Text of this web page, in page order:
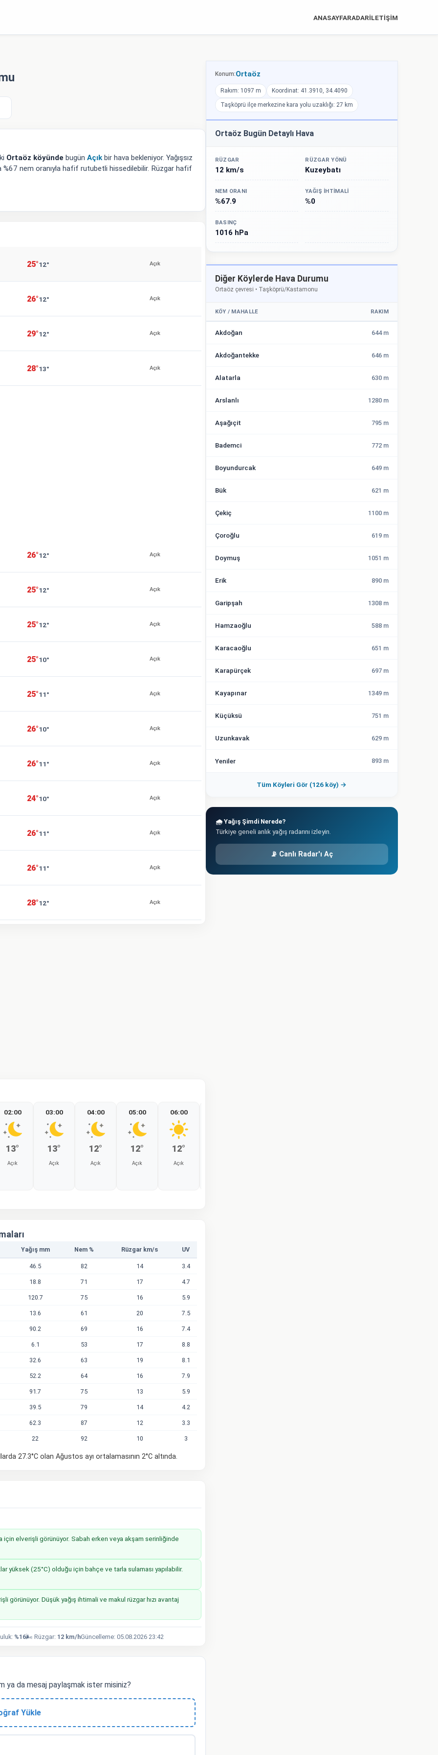
ANASAYFARADARİLETİŞİM
Ortaöz köyünde bugün Açık bir hava bekleniyor. Yağışsız
%67 nem oranıyla hafif rutubetli hissedilebilir. Rüzgar hafif
25°12° Açık
26°12° Açık
29°12° Açık
28°13° Açık
26°12° Açık
25°12° Açık
25°12° Açık
25°10° Açık
25°11° Açık
26°10° Açık
26°11° Açık
24°10° Açık
26°11° Açık
26°11° Açık
28°12° Açık
02:00
13°
Açık
03:00
13°
Açık
04:00
12°
Açık
05:00
12°
Açık
06:00
12°
Açık
Yağış mm Nem % Rüzgar km/s UV
46.5 82 14 3.4
18.8 71 17 4.7
120.7 75 16 5.9
13.6 61 20 7.5
90.2 69 16 7.4
6.1 53 17 8.8
32.6 63 19 8.1
52.2 64 16 7.9
91.7 75 13 5.9
39.5 79 14 4.2
62.3 87 12 3.3
22 92 10 3
27.3°C olan Ağustos ayı ortalamasının 2°C altında.
için elverişli görünüyor. Sabah erken veya akşam serinliğinde
yüksek (25°C) olduğu için bahçe ve tarla sulaması yapılabilir.
görünüyor. Düşük yağış ihtimali ve makul rüzgar hızı avantaj
%16🌬️ Rüzgar: 12 km/hGüncelleme: 05.08.2026 23:42
ya da mesaj paylaşmak ister misiniz?
Yükle
Konum:Ortaöz
Rakım: 1097 m Koordinat: 41.3910, 34.4090
Taşköprü ilçe merkezine kara yolu uzaklığı: 27 km
Ortaöz Bugün Detaylı Hava
RÜZGAR
12 km/s
RÜZGAR YÖNÜ
Kuzeybatı
NEM ORANI
%67.9
YAĞIŞ İHTIMALI
%0
BASINÇ
1016 hPa
Diğer Köylerde Hava Durumu
Ortaöz çevresi • Taşköprü/Kastamonu
KÖY / MAHALLE RAKIM
Akdoğan 644 m
Akdoğantekke 646 m
Alatarla 630 m
Arslanlı 1280 m
Aşağıçit 795 m
Bademci 772 m
Boyundurcak 649 m
Bük 621 m
Çekiç 1100 m
Çoroğlu 619 m
Doymuş 1051 m
Erik 890 m
Garipşah 1308 m
Hamzaoğlu 588 m
Karacaoğlu 651 m
Karapürçek 697 m
Kayapınar 1349 m
Küçüksü 751 m
Uzunkavak 629 m
Yeniler 893 m
Tüm Köyleri Gör (126 köy) →
🌧️ Yağış Şimdi Nerede?
Türkiye geneli anlık yağış radarını izleyin.
📡 Canlı Radar'ı Aç